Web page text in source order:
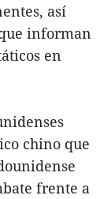
así
informan
en
chino que
frente a